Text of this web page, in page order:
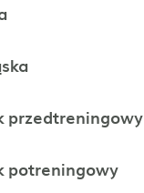
przedtreningowy
potreningowy